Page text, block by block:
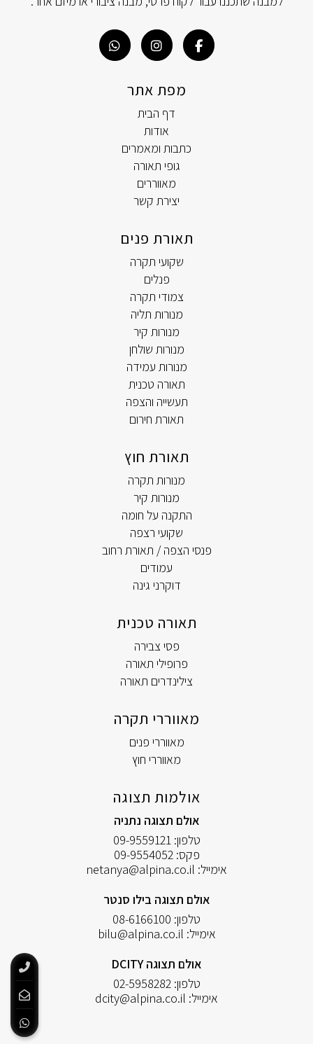
מפת אתר
דף הבית
אודות
כתבות ומאמרים
גופי תאורה
מאווררים
יצירת קשר
תאורת פנים
שקועי תקרה
פנלים
צמודי תקרה
מנורות תליה
מנורות קיר
מנורות שולחן
מנורות עמידה
תאורה טכנית
תעשייה והצפה
תאורת חירום
תאורת חוץ
מנורות תקרה
מנורות קיר
התקנה על חומה
שקועי רצפה
פנסי הצפה / תאורת רחוב
עמודים
דוקרני גינה
תאורה טכנית
פסי צבירה
פרופילי תאורה
צילינדרים תאורה
מאווררי תקרה
מאווררי פנים
מאווררי חוץ
אולמות תצוגה
אולם תצוגה נתניה
טלפון:09-9559121
פקס:09-9554052
אימייל: netanya@alpina.co.il
אולם תצוגה בילו סנטר
טלפון: 08-6166100
אימייל: bilu@alpina.co.il
אולם תצוגה DCITY
טלפון:02-5958282
אימייל: dcity@alpina.co.il